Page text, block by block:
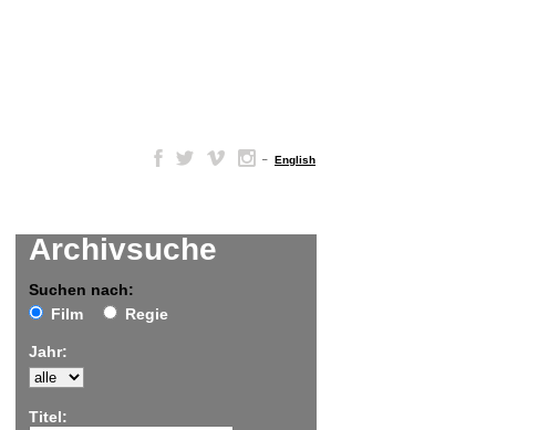
– English
Archivsuche
Suchen nach:
Film
Regie
Jahr:
Titel: